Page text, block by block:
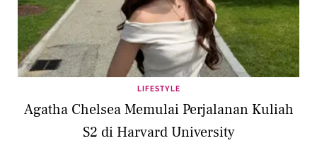
LIFESTYLE
Agatha Chelsea Memulai Perjalanan Kuliah
S2 di Harvard University